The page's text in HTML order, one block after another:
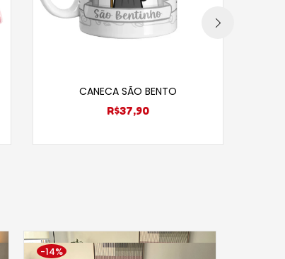
CANECA SÃO BENTO
R$37,90
-14%